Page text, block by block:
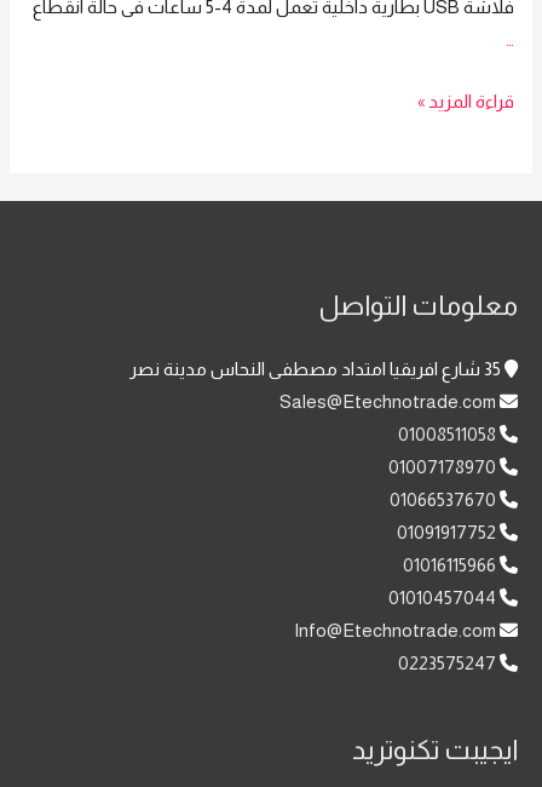
فلاشة USB بطارية داخلية تعمل لمدة 4-5 ساعات فى حالة انقطاع
k40
قراءة المزيد »
معلومات التواصل
01008511058
01007178970
01066537670
01091917752
01016115966
01010457044
0223575247
ايجيبت تكنوتريد